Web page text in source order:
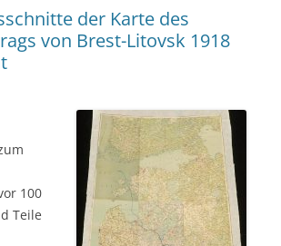
der Karte des
von Brest-Litovsk 1918
100
Teile